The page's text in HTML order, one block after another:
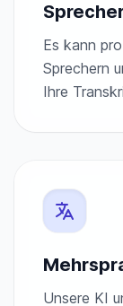
Es kann
Sprechern
Ihre
Unsere KI